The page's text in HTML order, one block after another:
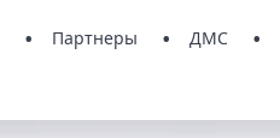
Партнеры ДМС